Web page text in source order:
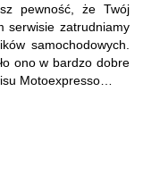
pewność, że Twój
serwisie zatrudniamy
samochodowych.
ono w bardzo dobre
Motoexpresso…